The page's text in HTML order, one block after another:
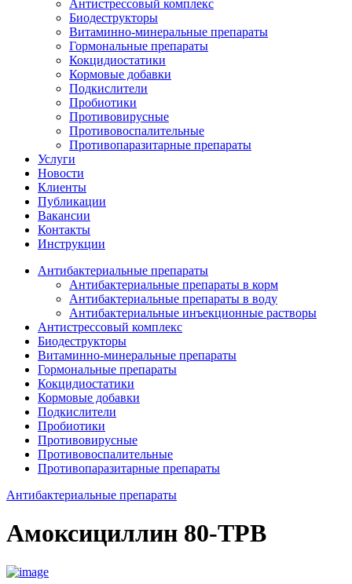
Антистрессовый комплекс
Биодеструкторы
Витаминно-минеральные препараты
Гормональные препараты
Кокцидиостатики
Кормовые добавки
Подкислители
Пробиотики
Противовирусные
Противовоспалительные
Противопаразитарные препараты
Услуги
Новости
Клиенты
Публикации
Вакансии
Контакты
Инструкции
Антибактериальные препараты
Антибактериальные препараты в корм
Антибактериальные препараты в воду
Антибактериальные инъекционные растворы
Антистрессовый комплекс
Биодеструкторы
Витаминно-минеральные препараты
Гормональные препараты
Кокцидиостатики
Кормовые добавки
Подкислители
Пробиотики
Противовирусные
Противовоспалительные
Противопаразитарные препараты
Антибактериальные препараты
Амоксициллин 80-ТРВ